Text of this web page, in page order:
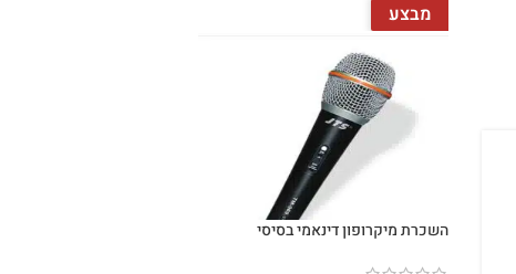
מבצע
השכרת מיקרופון דינאמי בסיסי